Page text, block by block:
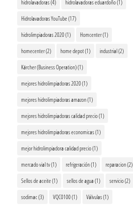
hidrolavadoras(4) hidrolavadoras eduardoño(1)
Hidrolavadoras YouTube(17)
hidrolimpiadoras 2020(1) Homcenter(1)
homecenter(2) home depot(1) industrial(2)
Kärcher (Business Operation)(1)
mejores hidrolimpiadoras 2020(1)
mejores hidrolimpiadoras amazon(1)
mejores hidrolimpiadoras calidad precio(1)
mejores hidrolimpiadoras economicas(1)
mejor hidrolimpiadora calidad precio(1)
mercado vial tv(1) refrigeración(1) reparacion(2)
Sellos de aceite(1) sellos de agua(1) servicio(2)
sodimac(3) VQC0100(1) Válvulas(1)